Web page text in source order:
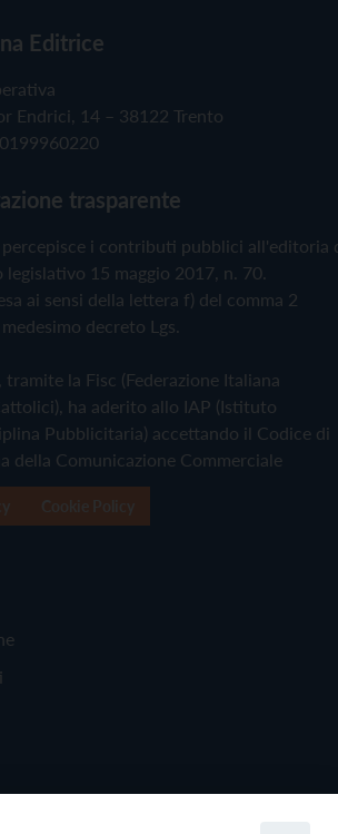
Editrice
Endrici, 14 – 38122 Trento
trasparente
i contributi pubblici all'editoria
legislativo 15 maggio 2017, n. 70.
ai sensi della lettera f) del comma 2
decreto Lgs.
tramite la Fisc (Federazione Italiana
ha aderito allo IAP (Istituto
Pubblicitaria) accettando il Codice di
della Comunicazione Commerciale